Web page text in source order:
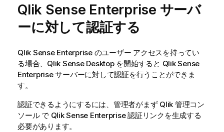
Qlik Sense Enterprise サーバ
ーに対して認証する
Qlik Sense Enterpriseのユーザー アクセスを持ってい
る場合、 Qlik Sense Desktopを開始すると Qlik Sense
Enterpriseサーバーに対して認証を行うことができま
す。
認証できるようにするには、管理者がまず Qlik 管理コン
ソールで Qlik Sense Enterprise認証リンクを生成する
必要があります。